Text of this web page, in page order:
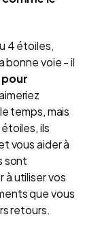
4 étoiles,
bonne voie - il
pour
temps, mais
ils
vous aider à
sont
utiliser vos
que vous
retours.